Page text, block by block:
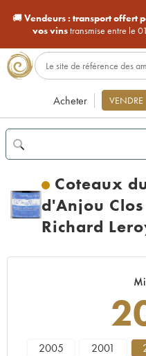
🚚Vendeurs : transport offert
vos vinstransmise entre le
Acheter VENDRE
Coteaux
d'Anjou
Richard
2005 2001